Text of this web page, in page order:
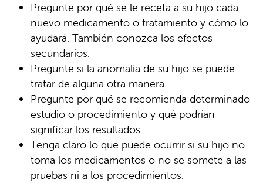
Pregunte por qué se le receta a su hijo cada
nuevo medicamento o tratamiento y cómo lo
ayudará. También conozca los efectos
secundarios.
Pregunte si la anomalía de su hijo se puede
tratar de alguna otra manera.
Pregunte por qué se recomienda determinado
estudio o procedimiento y qué podrían
significar los resultados.
Tenga claro lo que puede ocurrir si su hijo no
toma los medicamentos o no se somete a las
pruebas ni a los procedimientos.